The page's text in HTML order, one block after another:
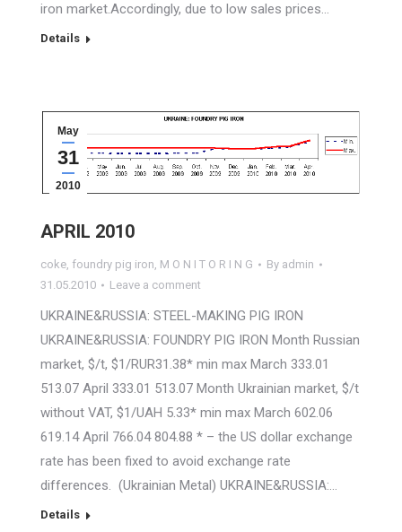
iron market.Accordingly, due to low sales prices…
Details
May
31
2010
APRIL 2010
coke, foundry pig iron, M O N I T O R I N G By admin
31.05.2010
Leave a comment
UKRAINE&RUSSIA: STEEL-MAKING PIG IRON
UKRAINE&RUSSIA: FOUNDRY PIG IRON Month Russian
market, $/t, $1/RUR31.38* min max March 333.01
513.07 April 333.01 513.07 Month Ukrainian market, $/t
without VAT, $1/UAH 5.33* min max March 602.06
619.14 April 766.04 804.88 * – the US dollar exchange
rate has been fixed to avoid exchange rate
differences. (Ukrainian Metal) UKRAINE&RUSSIA:…
Details